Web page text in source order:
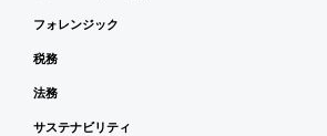
フォレンジック
税務
法務
サステナビリティ